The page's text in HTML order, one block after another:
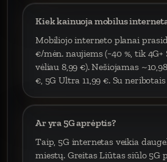
Kiek kainuoja mobilus
Mobiliojo interneto planai
€/mėn. naujiems (−40 %, tik
vėliau 8,99 €). Nešiojamas
€, 5G Ultra 11,99 €. Su
Ar yra 5G aprėptis?
Taip, 5G internetas veikia
miestų. Greitas Liūtas siūlo 5G